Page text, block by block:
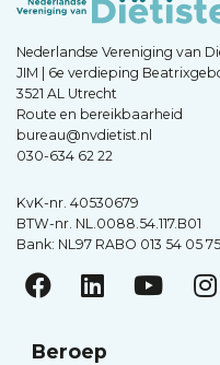
Nederlandse Vereniging van
JIM | 6e verdieping
3521 AL Utrecht
Route en bereikbaarheid
bureau@nvdietist.nl
030-634 62 22
KvK-nr. 40530679
BTW-nr. NL.0088.54.117.B01
Bank: NL97 RABO 013 54 05
Beroep